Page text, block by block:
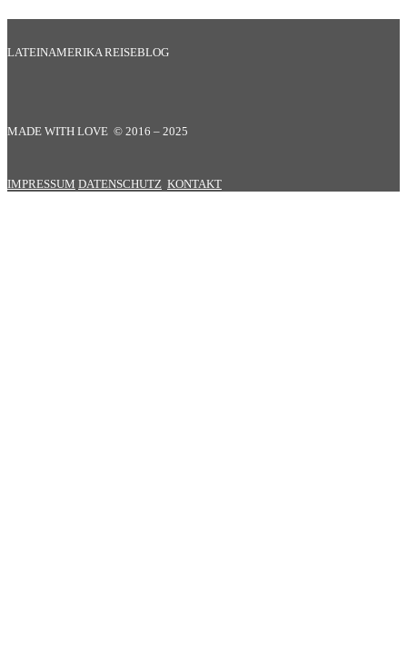
LATEINAMERIKA REISEBLOG
MADE WITH LOVE © 2016 – 2025
IMPRESSUM DATENSCHUTZ KONTAKT